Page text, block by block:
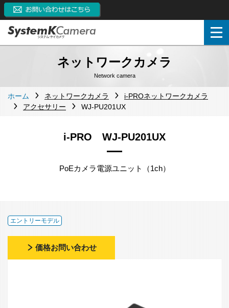
ネットワークカメラ
Network camera
ホーム ネットワークカメラ
i-PROネットワークカメラ
アクセサリー
WJ-PU201UX
i-PRO WJ-PU201UX
PoEカメラ電源ユニット（1ch）
エントリーモデル
価格お問い合わせ